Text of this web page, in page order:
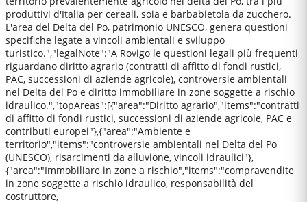
produttivi d'Italia per cereali, soia e barbabietola da zucchero.
L'area del Delta del Po, patrimonio UNESCO, genera questioni
specifiche legate a vincoli ambientali e sviluppo
turistico.","legalNote":"A Rovigo le questioni legali più frequenti
riguardano diritto agrario (contratti di affitto di fondi rustici,
PAC, successioni di aziende agricole), controversie ambientali
nel Delta del Po e diritto immobiliare in zone soggette a rischio
idraulico.","topAreas":[{"area":"Diritto agrario","items":"contratti
di affitto di fondi rustici, successioni di aziende agricole, PAC e
contributi europei"},{"area":"Ambiente e
territorio","items":"controversie ambientali nel Delta del Po
(UNESCO), risarcimenti da alluvione, vincoli idraulici"},
{"area":"Immobiliare in zone a rischio","items":"compravendite
in zone soggette a rischio idraulico, responsabilità del
costruttore,